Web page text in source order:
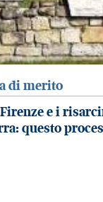
di merito
e i
questo